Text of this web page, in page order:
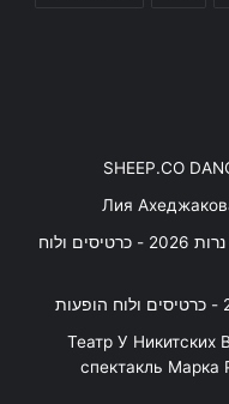
SHEEP.CO
Лия
משופן ועד AC/DC - מופע פסנתר לאור נרות 2026 - כרטיסים ולוח
"Театр У
спектакль Марка